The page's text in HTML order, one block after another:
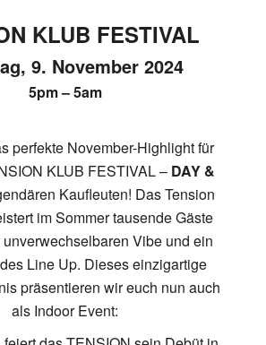
KLUB FESTIVAL
9. November 2024
5pm – 5am
perfekte November-Highlight für
KLUB FESTIVAL – DAY &
Kaufleuten! Das Tension
im Sommer tausende Gäste
Vibe und ein
Line Up. Dieses einzigartige
präsentieren wir euch nun auch
als Indoor Event: